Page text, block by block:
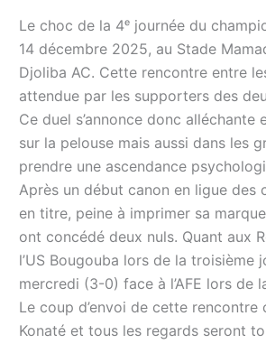
Le choc de la 4ᵉ journée du
14 décembre 2025, au Stade
Djoliba AC. Cette rencontre entre
attendue par les supporters des
Ce duel s’annonce donc
sur la pelouse mais aussi dans les
prendre une ascendance
Après un début canon en ligue des
en titre, peine à imprimer sa
ont concédé deux nuls. Quant aux
l’US Bougouba lors de la
mercredi (3-0) face à l’AFE lors de
Le coup d’envoi de cette
Konaté et tous les regards seront